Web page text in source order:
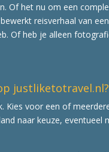
Of het nu om een
reisverhaal van
Of heb je alleen
justliketotravel.nl?
Kies voor een of
naar keuze, eventueel